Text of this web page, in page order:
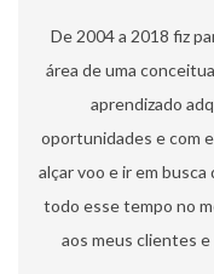
De 2004 a 2018 fiz
área de uma
aprendizado
oportunidades e com
alçar voo e ir em
todo esse tempo no
aos meus clientes e